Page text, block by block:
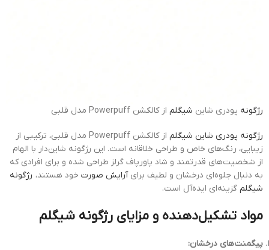
رژگونه پودری شاین شیگلم از کالکشن Powerpuff مدل قلبی
رژگونه پودری شاین شیگلم
از کالکشن Powerpuff مدل قلبی، ترکیبی از
زیبایی، رنگ‌های خاص و طراحی خلاقانه است. این رژگونه شاین‌دار با الهام
از شخصیت‌های قدرتمند و شاد پاورپاف گرلز طراحی شده و برای افرادی که
به دنبال جلوه‌ای درخشان و لطیف برایآرایش صورت خود هستند، رژگونه
شیگلم گزینه‌ای ایده‌آل است.
مواد تشکیل‌دهنده و مزایای رژگونه شیگلم
پیگمنت‌های درخشان: